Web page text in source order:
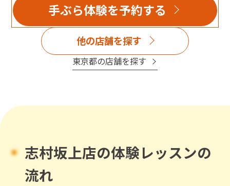
手ぶら体験を予約する
他の店舗を探す
東京都の店舗を探す
志村坂上店の体験レッスンの
流れ